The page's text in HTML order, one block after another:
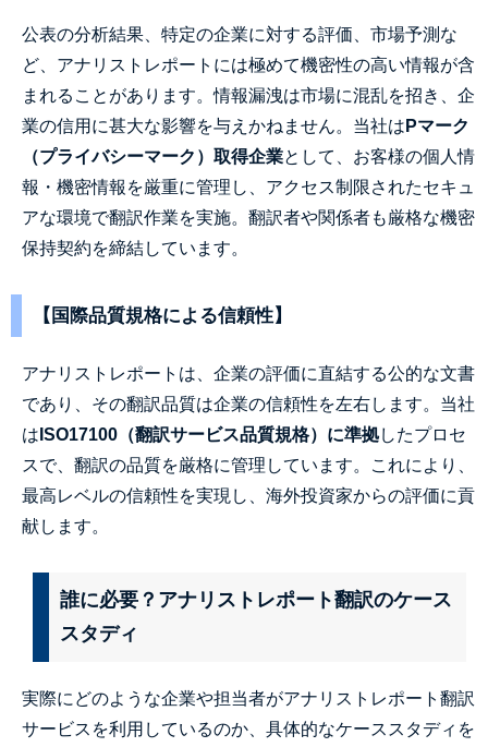
公表の分析結果、特定の企業に対する評価、市場予測な
ど、アナリストレポートには極めて機密性の高い情報が含
まれることがあります。情報漏洩は市場に混乱を招き、企
業の信用に甚大な影響を与えかねません。当社は Pマーク
（プライバシーマーク）取得企業として、お客様の個人情
報・機密情報を厳重に管理し、アクセス制限されたセキュ
アな環境で翻訳作業を実施。翻訳者や関係者も厳格な機密
保持契約を締結しています。
【国際品質規格による信頼性】
アナリストレポートは、企業の評価に直結する公的な文書
であり、その翻訳品質は企業の信頼性を左右します。当社
は ISO17100（翻訳サービス品質規格）に準拠したプロセ
スで、翻訳の品質を厳格に管理しています。これにより、
最高レベルの信頼性を実現し、海外投資家からの評価に貢
献します。
誰に必要？アナリストレポート翻訳のケース
スタディ
実際にどのような企業や担当者がアナリストレポート翻訳
サービスを利用しているのか、具体的なケーススタディを